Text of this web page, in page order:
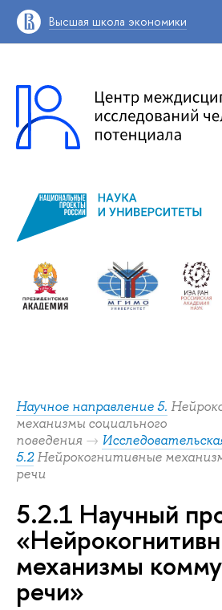
Высшая школа экономики
Научное направление 5.
механизмы социального
поведения →
5.2Нейрокогнитивные
речи
5.2.1 Научный
механизмы
речи»